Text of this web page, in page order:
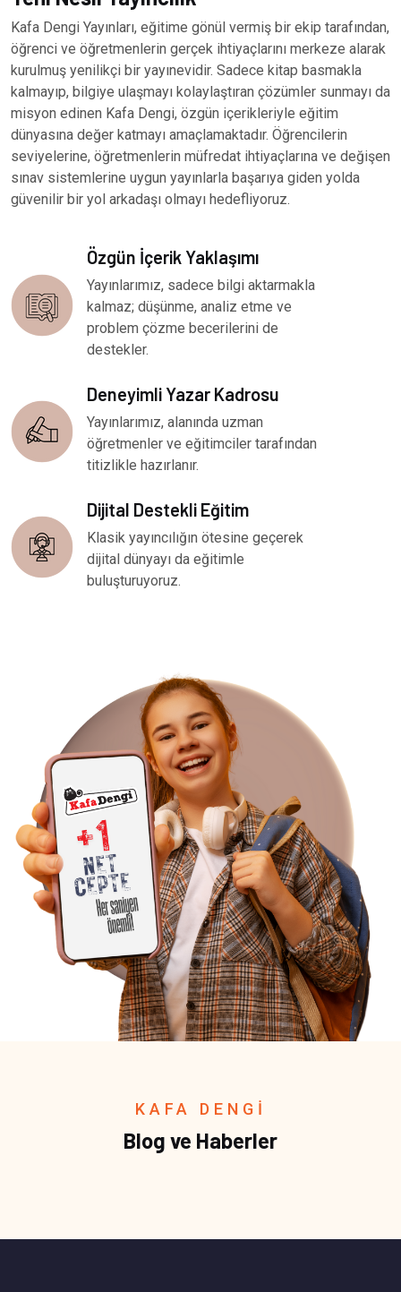
Kafa Dengi Yayınları, eğitime gönül vermiş bir ekip tarafından,
öğrenci ve öğretmenlerin gerçek ihtiyaçlarını merkeze alarak
kurulmuş yenilikçi bir yayınevidir. Sadece kitap basmakla
kalmayıp, bilgiye ulaşmayı kolaylaştıran çözümler sunmayı da
misyon edinen Kafa Dengi, özgün içerikleriyle eğitim
dünyasına değer katmayı amaçlamaktadır. Öğrencilerin
seviyelerine, öğretmenlerin müfredat ihtiyaçlarına ve değişen
sınav sistemlerine uygun yayınlarla başarıya giden yolda
güvenilir bir yol arkadaşı olmayı hedefliyoruz.
Özgün İçerik Yaklaşımı
Yayınlarımız, sadece bilgi aktarmakla
kalmaz; düşünme, analiz etme ve
problem çözme becerilerini de
destekler.
Deneyimli Yazar Kadrosu
Yayınlarımız, alanında uzman
öğretmenler ve eğitimciler tarafından
titizlikle hazırlanır.
Dijital Destekli Eğitim
Klasik yayıncılığın ötesine geçerek
dijital dünyayı da eğitimle
buluşturuyoruz.
KAFA DENGİ
Blog ve Haberler